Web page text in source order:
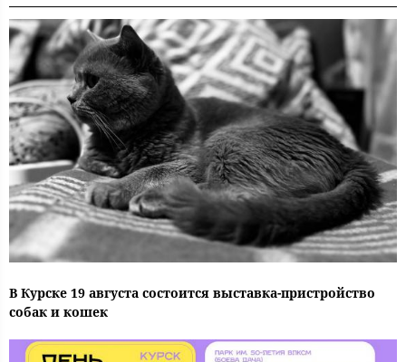
В Курске 19 августа состоится выставка-пристройство
собак и кошек